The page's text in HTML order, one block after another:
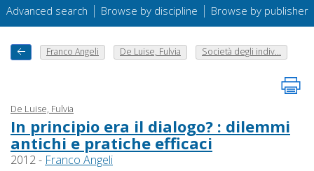
Advanced search | Browse by discipline | Browse by publisher
Franco Angeli De Luise, Fulvia Società degli indiv...
De Luise, Fulvia
In principio era il dialogo? : dilemmi
antichi e pratiche efficaci
2012 - Franco Angeli